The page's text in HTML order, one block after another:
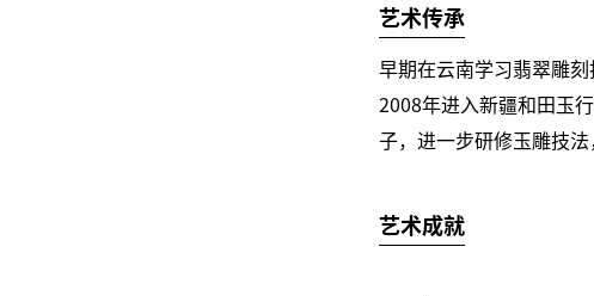
艺术传承
早期在云南学习翡翠雕
2008年进入新疆和田玉
子，进一步研修玉雕技
艺术成就